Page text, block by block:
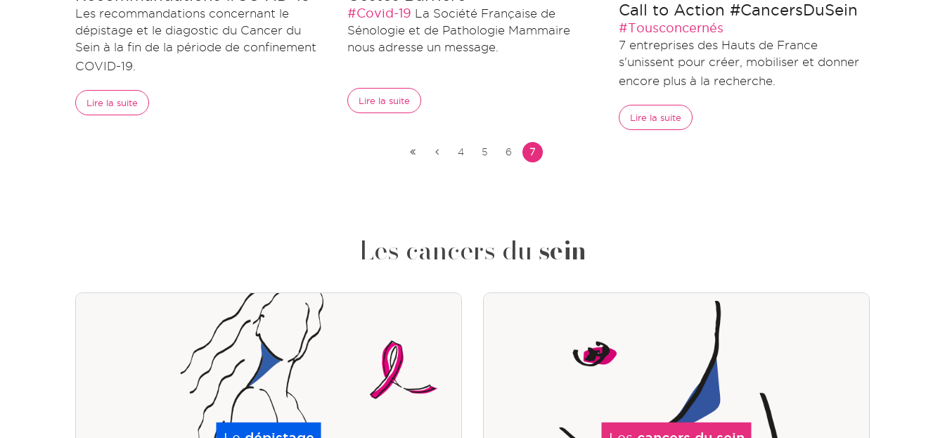
Les recommandations concernant le
dépistage et le diagostic du Cancer du
Sein à la fin de la période de confinement
COVID-19.
Lire la suite
#Covid-19 La Société Française de
Sénologie et de Pathologie Mammaire
nous adresse un message.
Lire la suite
Call to Action #CancersDuSein
#Tousconcernés
7 entreprises des Hauts de France
s'unissent pour créer, mobiliser et donner
encore plus à la recherche.
Lire la suite
4 5 6 7
Les cancers du sein